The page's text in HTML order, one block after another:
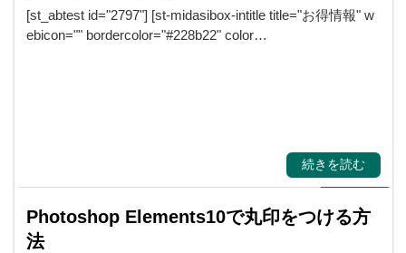
[st_abtest id="2797"] [st-midasibox-intitle title="お得情報" w
ebicon="" bordercolor="#228b22" color…
続きを読む
Photoshop Elements10で丸印をつける方
法